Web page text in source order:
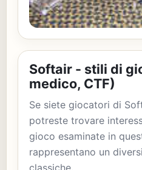
Softair - stili di
medico, CTF)
Se siete giocatori di
potreste trovare
gioco esaminate in
rappresentano un